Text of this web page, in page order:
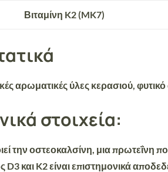
Βιταμίνη K2 (MK7)
αρωματικές ύλες κερασιού, φυτικό
στοιχεία:
τηνοστεοκαλσίνη, μια πρωτεΐνη
και K2 είναιεπιστημονικά